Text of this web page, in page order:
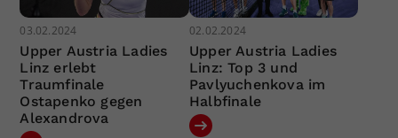
03.02.2024
Upper Austria Ladies
Linz erlebt
Traumfinale
Ostapenko gegen
Alexandrova
02.02.2024
Upper Austria Ladies
Linz: Top 3 und
Pavlyuchenkova im
Halbfinale